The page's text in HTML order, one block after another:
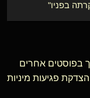
בפניו"
בפוסטים אחרים
פגיעות מיניות